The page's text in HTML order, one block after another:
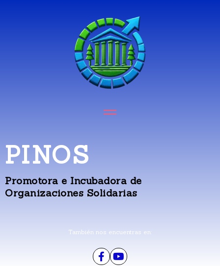
PINOS
Promotora e Incubadora de
Organizaciones Solidarias
También nos encuentras en: